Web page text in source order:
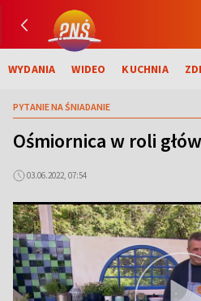
WYDANIA WIDEO KUCHNIA
PYTANIE NA ŚNIADANIE
Ośmiornica w roli
03.06.2022, 07:54